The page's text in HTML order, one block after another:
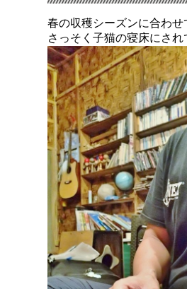
春の収穫シーズンに合わせ
さっそく子猫の寝床にさ